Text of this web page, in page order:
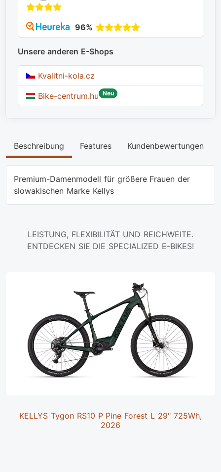
96%
Unsere anderen E-Shops
Kvalitni-kola.cz
Bike-centrum.hu Neu
Beschreibung Features Kundenbewertungen
Premium-Damenmodell für größere Frauen der
slowakischen Marke Kellys
LEISTUNG, FLEXIBILITÄT UND REICHWEITE.
ENTDECKEN SIE DIE SPECIALIZED E-BIKES!
KELLYS Tygon RS10 P Pine Forest L 29" 725Wh,
2026